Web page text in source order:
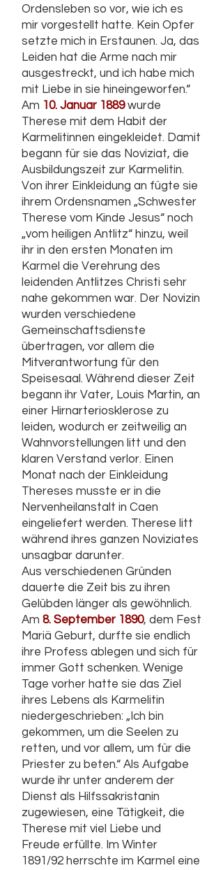
Ordensleben so vor, wie ich es
mir vorgestellt hatte. Kein Opfer
setzte mich in Erstaunen. Ja, das
Leiden hat die Arme nach mir
ausgestreckt, und ich habe mich
mit Liebe in sie hineingeworfen.“
Am 10. Januar 1889wurde
Therese mit dem Habit der
Karmelitinnen eingekleidet. Damit
begann für sie das Noviziat, die
Ausbildungszeit zur Karmelitin.
Von ihrer Einkleidung an fügte sie
ihrem Ordensnamen „Schwester
Therese vom Kinde Jesus“ noch
„vom heiligen Antlitz“ hinzu, weil
ihr in den ersten Monaten im
Karmel die Verehrung des
leidenden Antlitzes Christi sehr
nahe gekommen war. Der Novizin
wurden verschiedene
Gemeinschaftsdienste
übertragen, vor allem die
Mitverantwortung für den
Speisesaal. Während dieser Zeit
begann ihr Vater, Louis Martin, an
einer Hirnarteriosklerose zu
leiden, wodurch er zeitweilig an
Wahnvorstellungen litt und den
klaren Verstand verlor. Einen
Monat nach der Einkleidung
Thereses musste er in die
Nervenheilanstalt in Caen
eingeliefert werden. Therese litt
während ihres ganzen Noviziates
unsagbar darunter.
Aus verschiedenen Gründen
dauerte die Zeit bis zu ihren
Gelübden länger als gewöhnlich.
Am 8. September 1890, dem Fest
Mariä Geburt, durfte sie endlich
ihre Profess ablegen und sich für
immer Gott schenken. Wenige
Tage vorher hatte sie das Ziel
ihres Lebens als Karmelitin
niedergeschrieben: „Ich bin
gekommen, um die Seelen zu
retten, und vor allem, um für die
Priester zu beten.“ Als Aufgabe
wurde ihr unter anderem der
Dienst als Hilfssakristanin
zugewiesen, eine Tätigkeit, die
Therese mit viel Liebe und
Freude erfüllte. Im Winter
1891/92 herrschte im Karmel eine